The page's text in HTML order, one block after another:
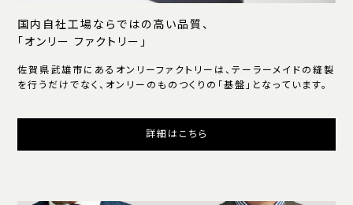
国内自社工場ならではの高い品質、
「オンリー ファクトリー」
佐賀県武雄市にあるオンリーファクトリーは、テーラーメイドの縫製
を行うだけでなく、オンリーのものつくりの「基盤」となっています。
詳細はこちら